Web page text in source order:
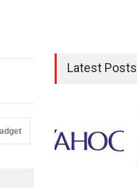
Latest Posts